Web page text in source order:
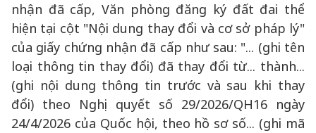
nhận đã cấp, Văn phòng đăng ký đất đai thể
hiện tại cột "Nội dung thay đổi và cơ sở pháp lý"
của giấy chứng nhận đã cấp như sau: "... (ghi tên
loại thông tin thay đổi) đã thay đổi từ... thành...
(ghi nội dung thông tin trước và sau khi thay
đổi) theo Nghị quyết số 29/2026/QH16 ngày
24/4/2026 của Quốc hội, theo hồ sơ số... (ghi mã